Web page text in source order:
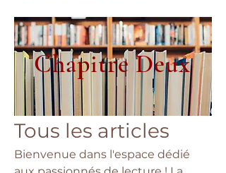
Tous les articles
Bienvenue dans l'espace dédié
Chapitre Deux